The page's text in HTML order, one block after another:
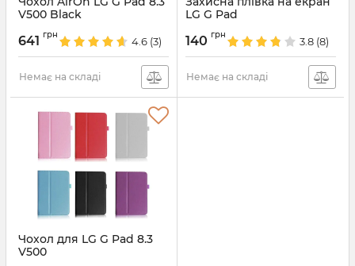
V500 Black
641 грн
4.6 (3)
Немає на складі
LG G Pad
140 грн
3.8 (8)
Немає на складі
Чохол для LG G Pad 8.3
V500